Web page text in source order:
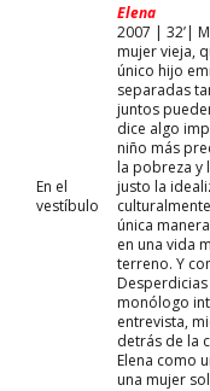
En el
vestíbulo
Elena
2007 | 32’|
mujer vieja,
único hijo
separadas
juntos
dice algo
niño más
la pobreza y
justo la
única
en una vida
terreno. Y
monólogo
entrevista,
detrás de la
Elena como
una mujer